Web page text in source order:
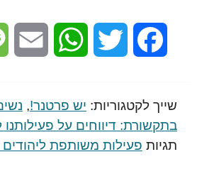
Facebook
Twitter
WhatsApp
שייך לקטגוריות: יש פרטנר!,
בתקשורת: דיווחים על
תגיות פעילות משותפת ליהודים